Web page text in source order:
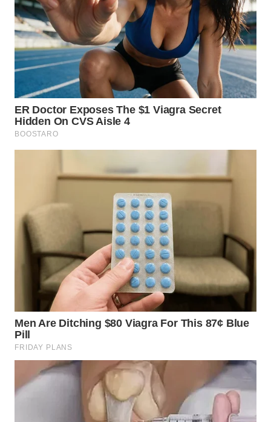
SIMALUNGUN
WN
LABUHANBATU
WN
TAPANULI
TENGAH
TEBING
TINGGI
WN
PAKPAK
WN
KARAWANG
BEKASI
WN